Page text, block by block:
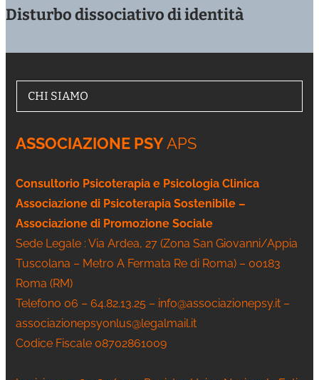
Disturbo dissociativo di identità
CHI SIAMO
ASSOCIAZIONE PSYAPS
Consultorio Psicoterapia e Psicologia Clinica
Associazione di Psicoterapia Sostenibile –
Associazione di Promozione Sociale
Sede Legale : Via Ardea, 27 (Zona San Giovanni/Appia
Tuscolana – Metro A Fermata Re di Roma) – 00183
Roma (RM)
Telefono 06 – 64.82.13.25 – info@associazionepsy.it –
associazionepsyonlus@legalmail.it
Codice Fiscale 08702861009